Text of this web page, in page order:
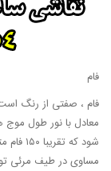
فام
فام ، صفتی از رنگ
معادل با نور طول
شود
مساوی در طیف مرئی